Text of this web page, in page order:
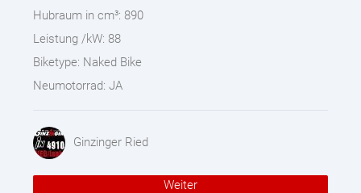
Hubraum in cm³: 890
Leistung /kW: 88
Biketype: Naked Bike
Neumotorrad: JA
Ginzinger Ried
Weiter